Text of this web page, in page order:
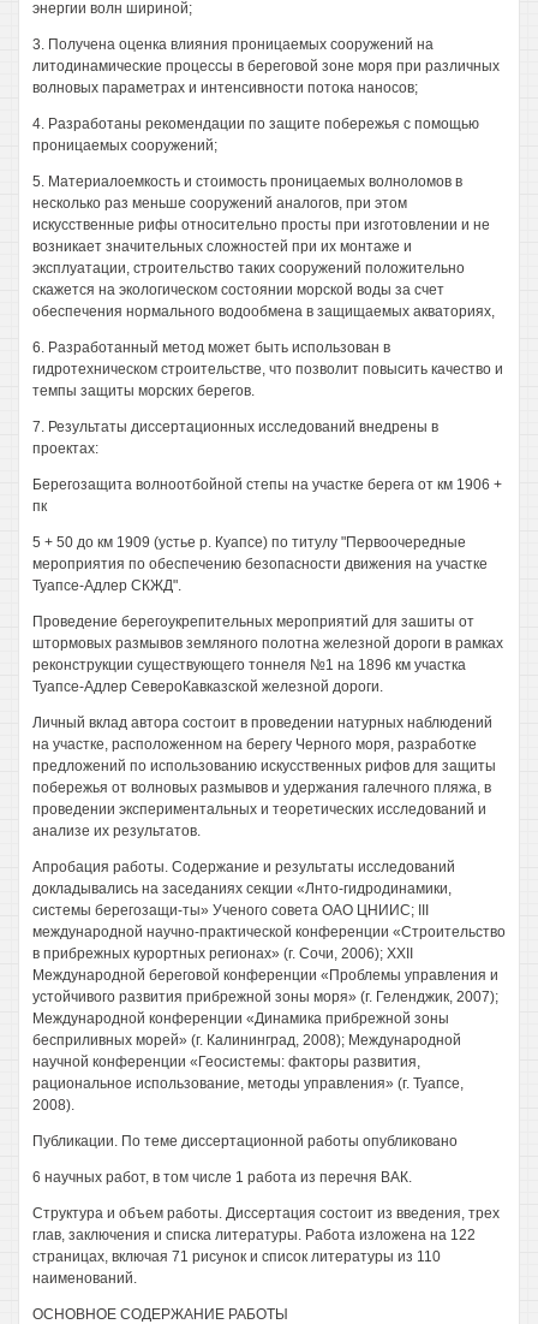
энергии волн шириной;
3. Получена оценка влияния проницаемых сооружений на
литодинамические процессы в береговой зоне моря при различных
волновых параметрах и интенсивности потока наносов;
4. Разработаны рекомендации по защите побережья с помощью
проницаемых сооружений;
5. Материалоемкость и стоимость проницаемых волноломов в
несколько раз меньше сооружений аналогов, при этом
искусственные рифы относительно просты при изготовлении и не
возникает значительных сложностей при их монтаже и
эксплуатации, строительство таких сооружений положительно
скажется на экологическом состоянии морской воды за счет
обеспечения нормального водообмена в защищаемых акваториях,
6. Разработанный метод может быть использован в
гидротехническом строительстве, что позволит повысить качество и
темпы защиты морских берегов.
7. Результаты диссертационных исследований внедрены в
проектах:
Берегозащита волноотбойной степы на участке берега от км 1906 +
пк
5 + 50 до км 1909 (устье р. Куапсе) по титулу "Первоочередные
мероприятия по обеспечению безопасности движения на участке
Туапсе-Адлер СКЖД".
Проведение берегоукрепительных мероприятий для зашиты от
штормовых размывов земляного полотна железной дороги в рамках
реконструкции существующего тоннеля №1 на 1896 км участка
Туапсе-Адлер СевероКавказской железной дороги.
Личный вклад автора состоит в проведении натурных наблюдений
на участке, расположенном на берегу Черного моря, разработке
предложений по использованию искусственных рифов для защиты
побережья от волновых размывов и удержания галечного пляжа, в
проведении экспериментальных и теоретических исследований и
анализе их результатов.
Апробация работы. Содержание и результаты исследований
докладывались на заседаниях секции «Лнто-гидродинамики,
системы берегозащи-ты» Ученого совета ОАО ЦНИИС; III
международной научно-практической конференции «Строительство
в прибрежных курортных регионах» (г. Сочи, 2006); XXII
Международной береговой конференции «Проблемы управления и
устойчивого развития прибрежной зоны моря» (г. Геленджик, 2007);
Международной конференции «Динамика прибрежной зоны
бесприливных морей» (г. Калининград, 2008); Международной
научной конференции «Геосистемы: факторы развития,
рациональное использование, методы управления» (г. Туапсе,
2008).
Публикации. По теме диссертационной работы опубликовано
6 научных работ, в том числе 1 работа из перечня ВАК.
Структура и объем работы. Диссертация состоит из введения, трех
глав, заключения и списка литературы. Работа изложена на 122
страницах, включая 71 рисунок и список литературы из 110
наименований.
ОСНОВНОЕ СОДЕРЖАНИЕ РАБОТЫ